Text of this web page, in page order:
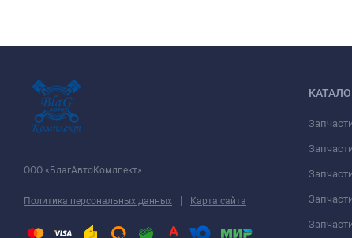
ООО «БлагАвтоКомлпект»
Политика персональных данных | Карта сайта